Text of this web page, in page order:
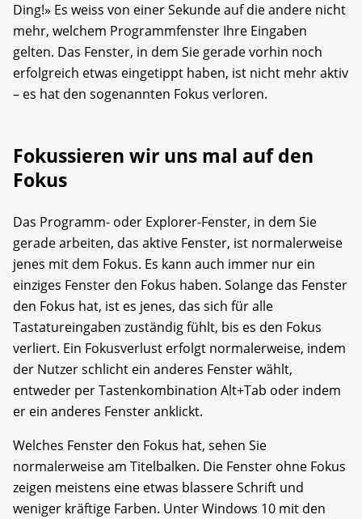
Ding!» Es weiss von einer Sekunde auf die andere nicht
mehr, welchem Programmfenster Ihre Eingaben
gelten. Das Fenster, in dem Sie gerade vorhin noch
erfolgreich etwas eingetippt haben, ist nicht mehr aktiv
– es hat den sogenannten Fokus verloren.
Fokussieren wir uns mal auf den
Fokus
Das Programm- oder Explorer-Fenster, in dem Sie
gerade arbeiten, das aktive Fenster, ist normalerweise
jenes mit dem Fokus. Es kann auch immer nur ein
einziges Fenster den Fokus haben. Solange das Fenster
den Fokus hat, ist es jenes, das sich für alle
Tastatureingaben zuständig fühlt, bis es den Fokus
verliert. Ein Fokusverlust erfolgt normalerweise, indem
der Nutzer schlicht ein anderes Fenster wählt,
entweder per Tastenkombination Alt+Tab oder indem
er ein anderes Fenster anklickt.
Welches Fenster den Fokus hat, sehen Sie
normalerweise am Titelbalken. Die Fenster ohne Fokus
zeigen meistens eine etwas blassere Schrift und
weniger kräftige Farben. Unter Windows 10 mit den